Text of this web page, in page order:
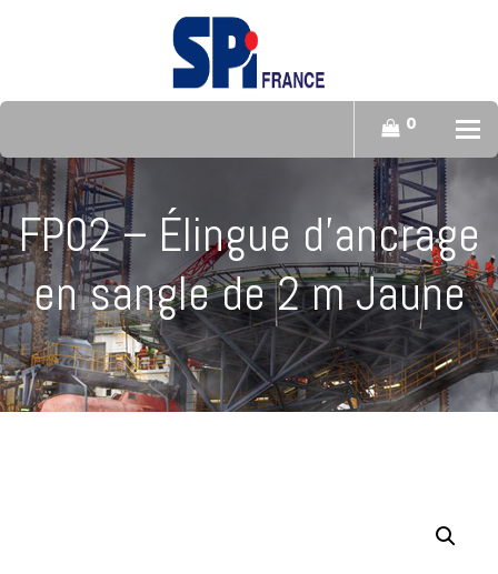
0
FP02 – Élingue d’ancrage
en sangle de 2 m Jaune